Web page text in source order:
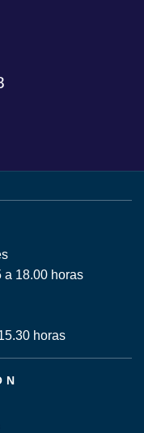
a 18.00 horas
horas